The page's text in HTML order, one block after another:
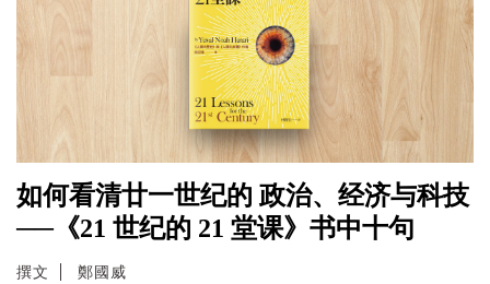
如何看清廿一世纪的 政治、经济与科技
──《21 世纪的 21 堂课》书中十句
撰文 鄭國威